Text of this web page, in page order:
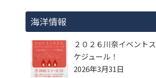
海洋情報
２０２６川奈イベントス
ケジュール！
2026年3月31日